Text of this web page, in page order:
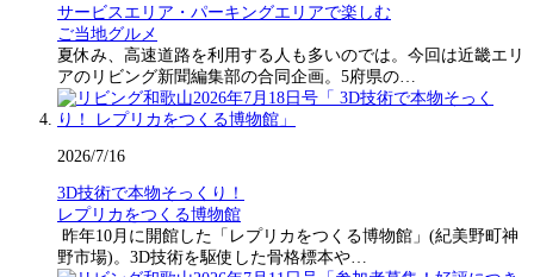
サービスエリア・パーキングエリアで楽しむ
ご当地グルメ
夏休み、高速道路を利用する人も多いのでは。今回は近畿エリ
アのリビング新聞編集部の合同企画。5府県の…
2026/7/16
3D技術で本物そっくり！
レプリカをつくる博物館
昨年10月に開館した「レプリカをつくる博物館」(紀美野町神
野市場)。3D技術を駆使した骨格標本や…